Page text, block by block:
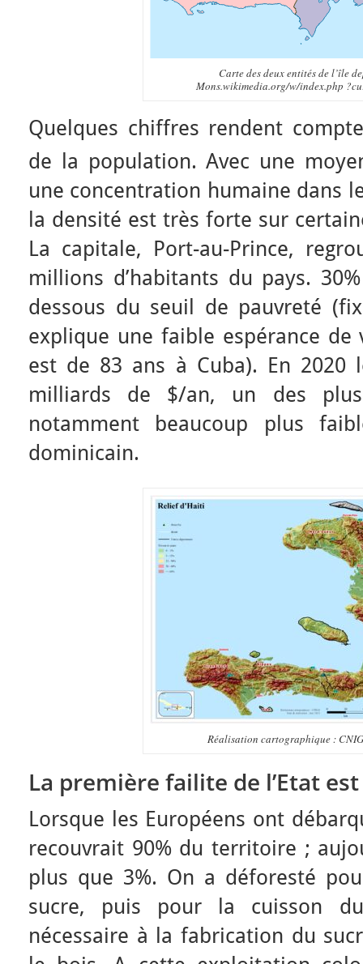
Carte des deux entités de l’île
Mons.wikimedia.org/w/index.php
Quelques chiffres rendent
de la population. Avec une
une concentration humaine dans
la densité est très forte sur
La capitale, Port-au-Prince,
millions d’habitants du pays.
dessous du seuil de pauvreté
explique une faible espérance de
est de 83 ans à Cuba). En 2020
milliards de $/an, un des
notamment beaucoup plus
dominicain.
Réalisation cartographique :
La première failite de l’Etat
Lorsque les Européens ont
recouvrait 90% du territoire ;
plus que 3%. On a déforesté
sucre, puis pour la cuisson
nécessaire à la fabrication du